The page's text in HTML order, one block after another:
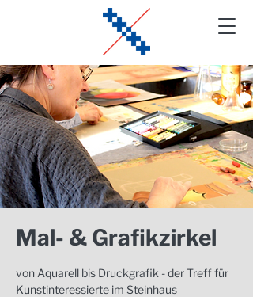
Mal- & Grafikzirkel
von Aquarell bis Druckgrafik - der Treff für
Kunstinteressierte im Steinhaus